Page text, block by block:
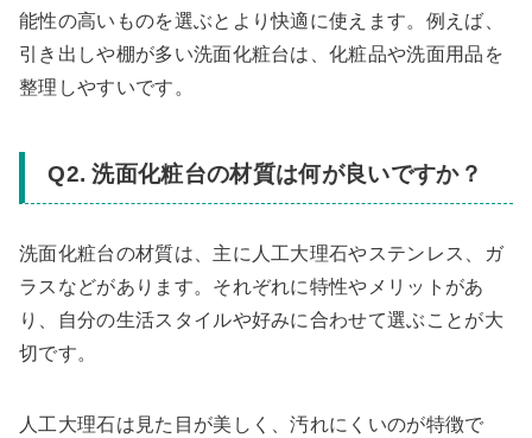
能性の高いものを選ぶとより快適に使えます。例えば、
引き出しや棚が多い洗面化粧台は、化粧品や洗面用品を
整理しやすいです。
Q2. 洗面化粧台の材質は何が良いですか？
洗面化粧台の材質は、主に人工大理石やステンレス、ガ
ラスなどがあります。それぞれに特性やメリットがあ
り、自分の生活スタイルや好みに合わせて選ぶことが大
切です。
人工大理石は見た目が美しく、汚れにくいのが特徴で